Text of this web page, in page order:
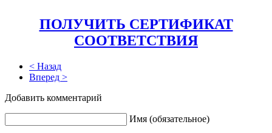
ПОЛУЧИТЬ СЕРТИФИКАТ
СООТВЕТСТВИЯ
< Назад
Вперед >
Добавить комментарий
Имя (обязательное)